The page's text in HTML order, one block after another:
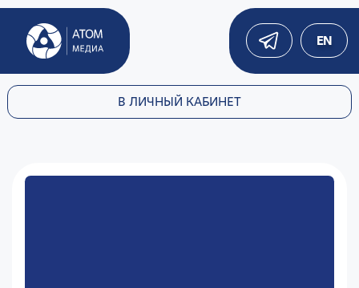
EN
В ЛИЧНЫЙ КАБИНЕТ